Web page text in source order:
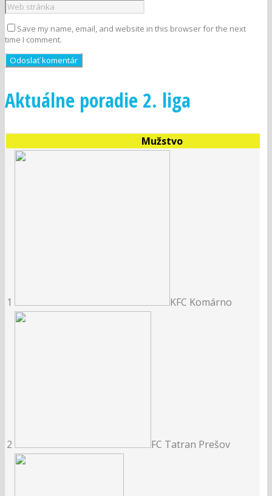
Save my name, email, and website in this browser for the next
time I comment.
Aktuálne poradie 2. liga
Mužstvo
1 KFC Komárno
2 FC Tatran Prešov